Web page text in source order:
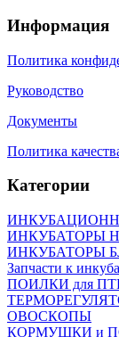
Информация
Политика
Руководство
Документы
Политика
Категории
ИНКУБАТОРЫ
ИНКУБАТОРЫ
Запчасти к
ПОИЛКИ для
ОВОСКОПЫ
КОРМУШКИ и